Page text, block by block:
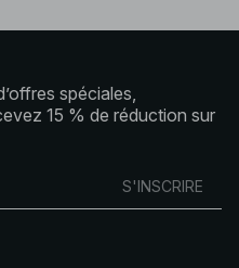
spéciales,
15 % de réduction sur
S'INSCRIRE